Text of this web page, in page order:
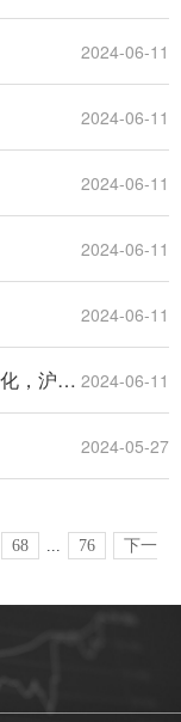
2024-06-11
2024-06-11
2024-06-11
2024-06-11
2024-06-11
股指衍生品数据观察：大小盘严重分化，沪指下行空间有限-20240608 2024-06-11
2024-05-27
68 ... 76
下一